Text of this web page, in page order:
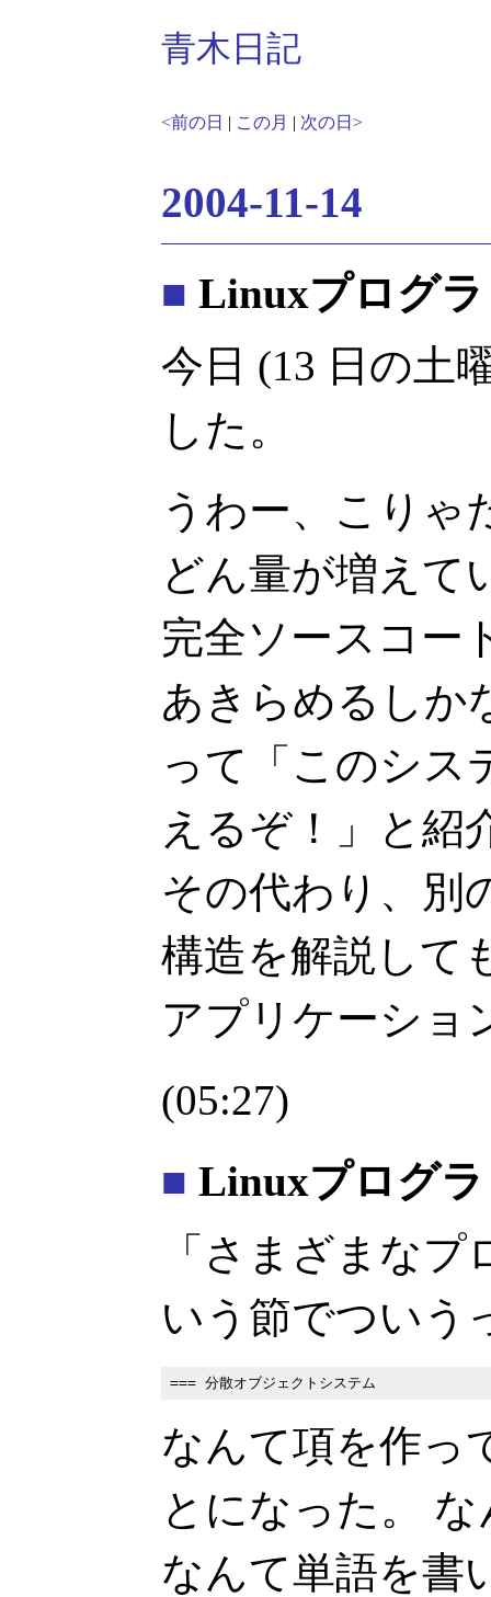
青木日記
<前の日 | この月 | 次の日>
2004-11-14
■ Linuxプログ
今日 (13 日の土
した。
うわー、こりゃ
どん量が増えて
完全ソースコー
あきらめるしか
って「このシス
えるぞ！」と紹
その代わり、別
構造を解説して
アプリケーショ
(05:27)
■ Linuxプログ
「さまざまな
いう節でついう
なんて項を作っ
とになった。
なんて単語を書